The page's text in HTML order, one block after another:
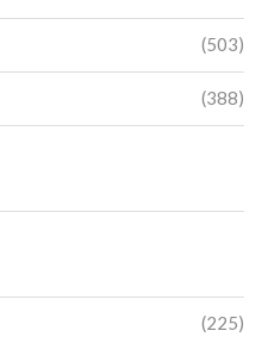
(503)
(388)
(225)